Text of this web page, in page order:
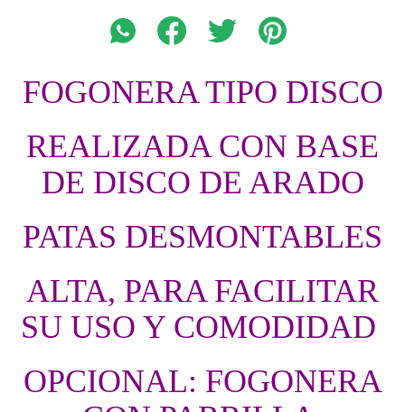
FOGONERA TIPO DISCO
REALIZADA CON BASE
DE DISCO DE ARADO
PATAS DESMONTABLES
ALTA, PARA FACILITAR
SU USO Y COMODIDAD
OPCIONAL: FOGONERA